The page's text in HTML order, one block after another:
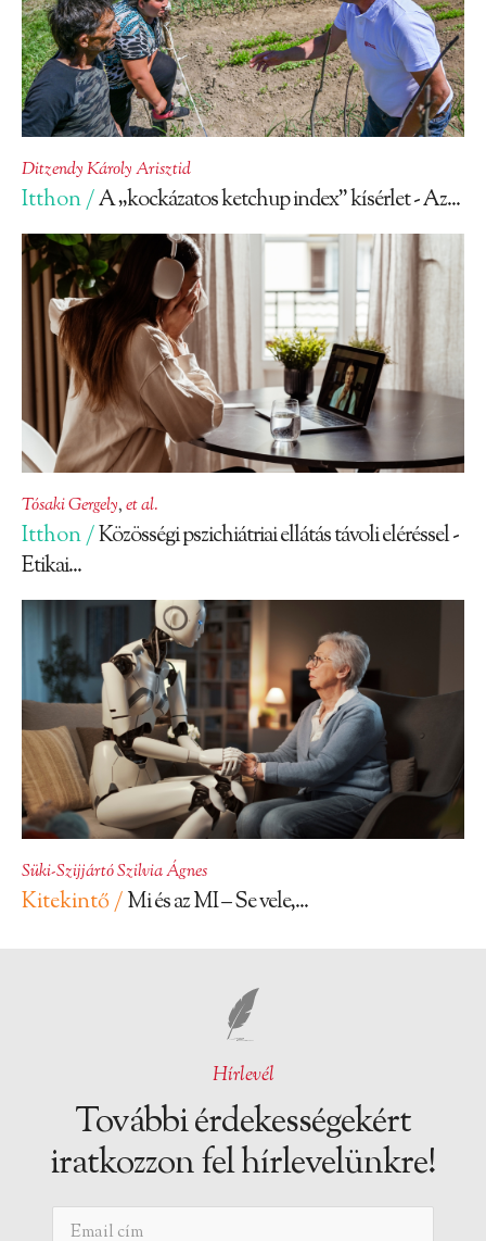
Ditzendy Károly Arisztid
Itthon /A „kockázatos ketchup index” kísérlet - Az...
Tósaki Gergely,et al.
Itthon /Közösségi pszichiátriai ellátás távoli eléréssel -
Etikai...
Süki-Szijjártó Szilvia Ágnes
Kitekintő /Mi és az MI – Se vele,...
Hírlevél
További érdekességekért
iratkozzon fel hírlevelünkre!